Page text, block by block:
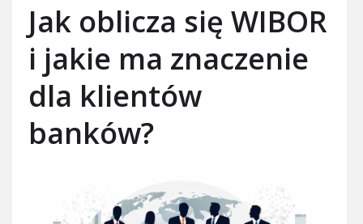
Jak oblicza się WIBOR
i jakie ma znaczenie
dla klientów
banków?